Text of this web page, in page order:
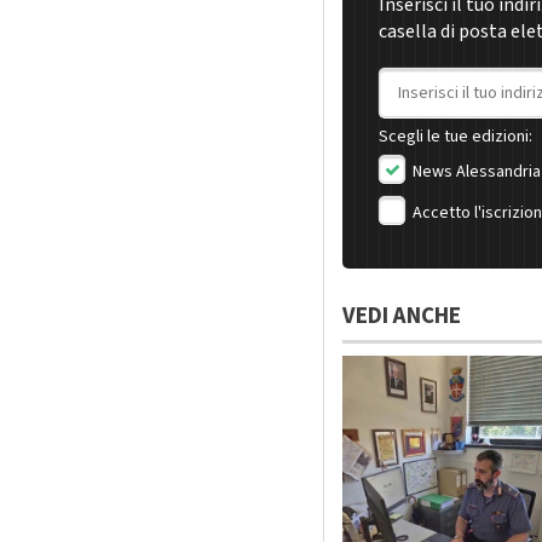
casella di posta
Indirizzo email
Scegli le tue edizioni:
News Alessandria
Accetto
VEDI ANCHE